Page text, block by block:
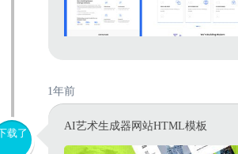
1年前
载了
AI艺术生成器网站HTML模板